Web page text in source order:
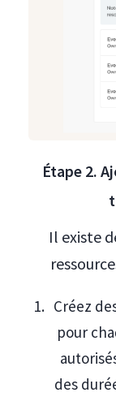
Étape 2.
Il existe
Créez
pour
des